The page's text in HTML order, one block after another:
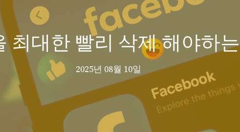
최대한 빨리 삭제 해야하
2025년 08월 10일